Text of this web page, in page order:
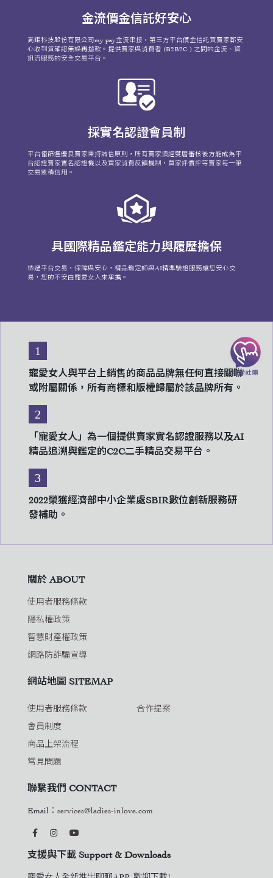
金流價金信託好安心
高鉅科技股份有限公司my pay金流串接，第三方平台價金信託買賣家都安
心收到貨確認無誤再撥款。提供賣家與消費者 (B2B2C ) 之間的金流、資
訊流服務的安全交易平台。
採實名認證會員制
平台僅篩選優良賣家秉持誠信原則，所有賣家須經雙層審核後方能成為平
台認證賣家實名認證機以及買家消費反饋機制，買家評價評等賣家每一筆
交易累積信用。
具國際精品鑑定能力與履歷擔保
透過平台交易，保障與安心，精品鑑定師與AI精準驗證服務讓您安心交
易，您的不安由寵愛女人來承擔。
1
寵愛女人與平台上銷售的商品品牌無任何直接關聯
或附屬關係，所有商標和版權歸屬於該品牌所有。
2
「寵愛女人」為一個提供賣家實名認證服務以及AI
精品追溯與鑑定的C2C二手精品交易平台。
3
2022榮獲經濟部中小企業處SBIR數位創新服務研
發補助。
關於 ABOUT
使用者服務條款
隱私權政策
智慧財產權政策
網路防詐騙宣導
網站地圖 SITEMAP
使用者服務條款
會員制度
商品上架流程
常見問題
合作提案
聯繫我們 CONTACT
Email： services@ladies-inlove.com
支援與下載 Support & Downloads